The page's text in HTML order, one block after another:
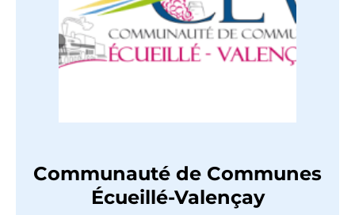
Communauté de Communes
Écueillé-Valençay